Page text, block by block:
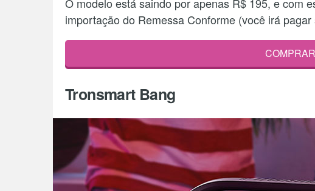
importação do Remessa Conforme (você irá
COMPRAR
Tronsmart Bang